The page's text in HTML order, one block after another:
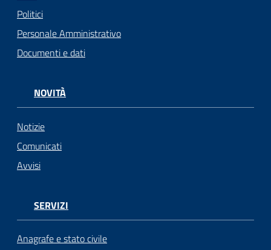
Politici
Personale Amministrativo
Documenti e dati
NOVITÀ
Notizie
Comunicati
Avvisi
SERVIZI
Anagrafe e stato civile